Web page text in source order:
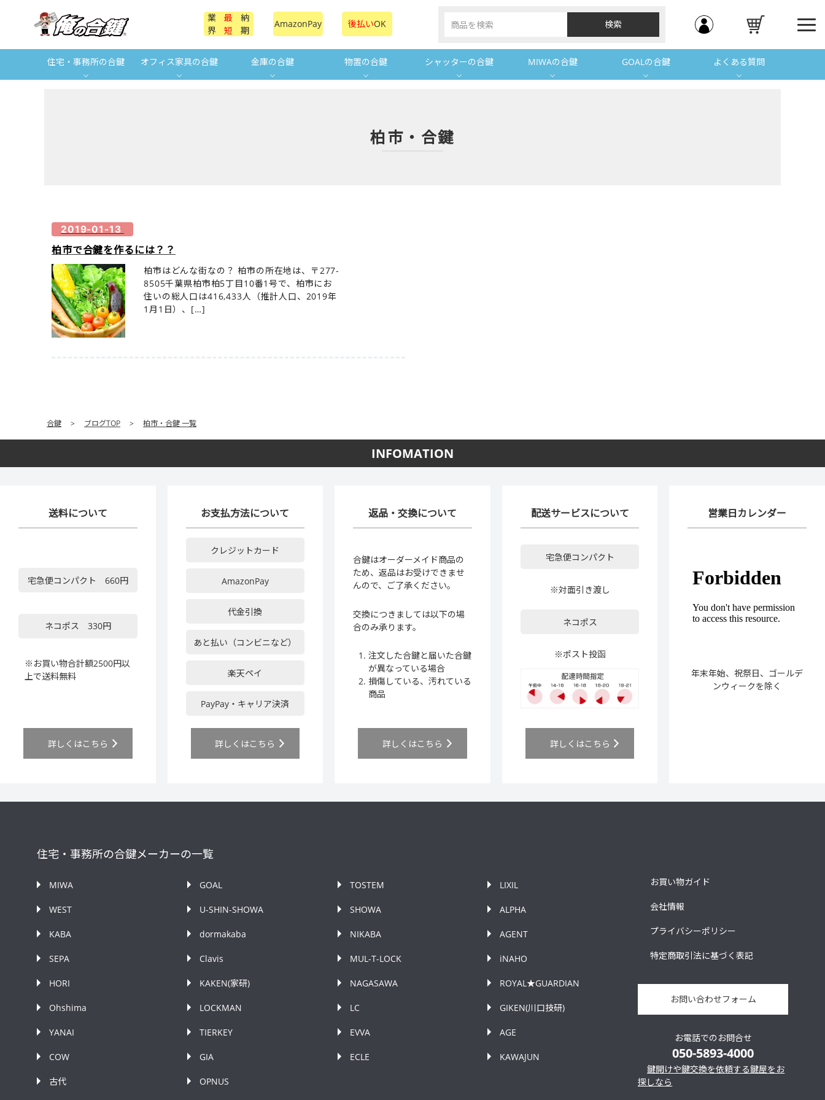
業
界
最
短
納
期
AmazonPay 後払いOK
住宅・事務所の合鍵 オフィス家具の合鍵 金庫の合鍵 物置の合鍵 シャッターの合鍵 MIWAの合鍵 GOALの合鍵 よくある質問
柏市・合鍵
2019-01-13
柏市で合鍵を作るには？？
柏市はどんな街なの？ 柏市の所在地は、〒277-
8505千葉県柏市柏5丁目10番1号で、柏市にお
住いの総人口は416,433人（推計人口、2019年
1月1日）、[…]
合鍵 > ブログTOP > 柏市・合鍵 一覧
INFOMATION
送料について
宅急便コンパクト 660円
ネコポス 330円
※お買い物合計額2500円以
上で送料無料
詳しくはこちら
お支払方法について
クレジットカード
AmazonPay
代金引換
あと払い（コンビニなど）
楽天ペイ
PayPay・キャリア決済
詳しくはこちら
返品・交換について
合鍵はオーダーメイド商品の
ため、返品はお受けできませ
んので、ご了承ください。
交換につきましては以下の場
合のみ承ります。
注文した合鍵と届いた合鍵
が異なっている場合
損傷している、汚れている
商品
詳しくはこちら
配送サービスについて
宅急便コンパクト
※対面引き渡し
ネコポス
※ポスト投函
詳しくはこちら
営業日カレンダー
年末年始、祝祭日、ゴールデ
ンウィークを除く
住宅・事務所の合鍵メーカーの一覧
MIWA GOAL TOSTEM LIXIL
WEST U-SHIN-SHOWA SHOWA ALPHA
KABA dormakaba NIKABA AGENT
SEPA Clavis MUL-T-LOCK iNAHO
HORI KAKEN(家研) NAGASAWA ROYAL★GUARDIAN
Ohshima LOCKMAN LC GIKEN(川口技研)
YANAI TIERKEY EVVA AGE
COW GIA ECLE KAWAJUN
古代 OPNUS
お買い物ガイド
会社情報
プライバシーポリシー
特定商取引法に基づく表記
お問い合わせフォーム
お電話でのお問合せ
050-5893-4000
鍵開けや鍵交換を依頼する鍵屋をお
探しなら